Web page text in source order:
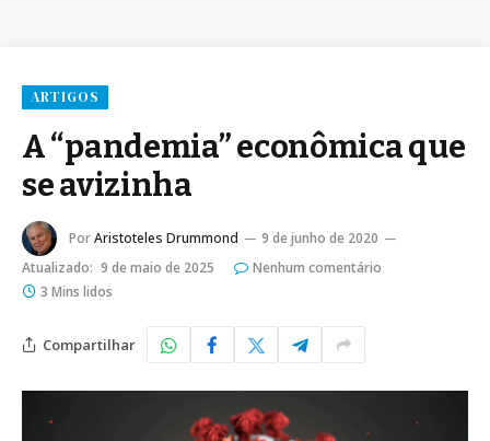
ARTIGOS
A “pandemia” econômica que
se avizinha
PorAristoteles Drummond
9 de junho de 2020
Atualizado: 9 de maio de 2025
Nenhum comentário
3 Mins lidos
Compartilhar